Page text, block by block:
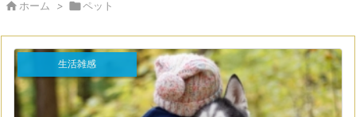
 ホーム > ペット
生活雑感